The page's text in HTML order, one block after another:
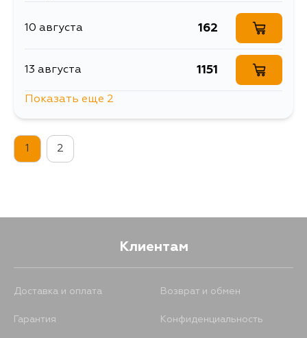
10 августа 162
13 августа 1151
17 августа
Показать еще 2
1 2
Клиентам
Доставка и оплата Возврат и обмен
Гарантия Конфиденциальность